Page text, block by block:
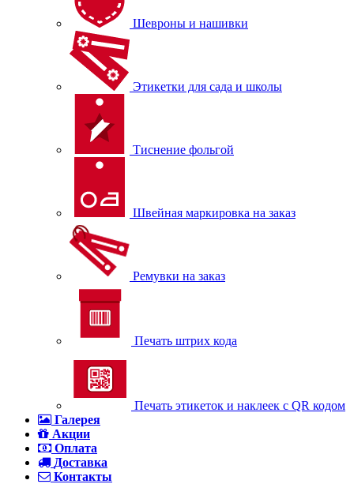
Шевроны и нашивки
Этикетки для сада и школы
Тиснение фольгой
Швейная маркировка на заказ
Ремувки на заказ
Печать штрих кода
Печать этикеток и наклеек с QR кодом
Галерея
Акции
Оплата
Доставка
Контакты